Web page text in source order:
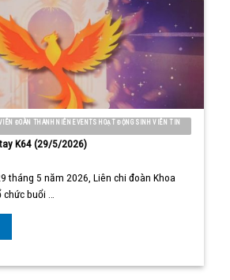
ĐOÀN THANH NIÊN EVENTS HOẠT ĐỘNG SINH VIÊN TIN
K64 (29/5/2026)
tháng 5 năm 2026, Liên chi đoàn Khoa
buổi …